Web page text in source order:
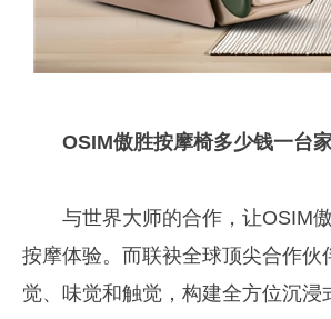
OSIM傲胜按摩椅多少钱一台
与世界大师的合作，让OSIM
按摩体验。而联袂全球顶尖合作
觉、味觉和触觉，构建全方位沉